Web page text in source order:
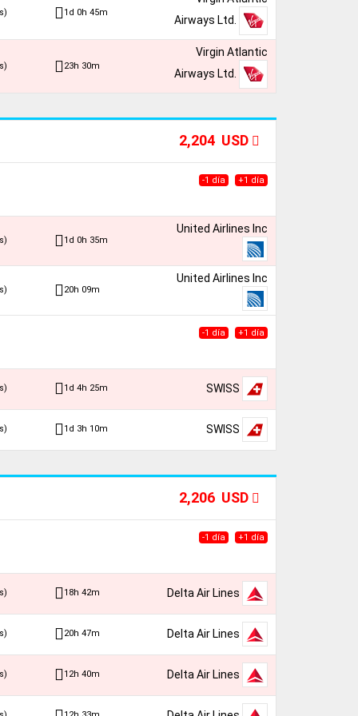
1d 0h 45m
Airways Ltd.
23h 30m
Virgin Atlantic
Airways Ltd.
2,204 USD
-1 día +1 día
1d 0h 35m
United Airlines Inc
20h 09m
United Airlines Inc
-1 día +1 día
1d 4h 25m SWISS
1d 3h 10m SWISS
2,206 USD
-1 día +1 día
18h 42m Delta Air Lines
20h 47m Delta Air Lines
12h 40m Delta Air Lines